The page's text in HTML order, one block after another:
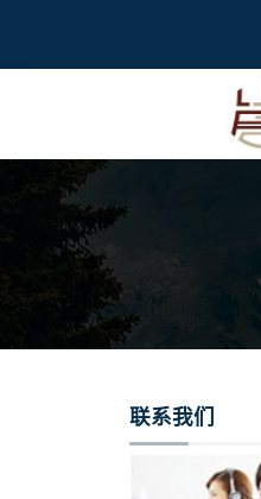
联系我们